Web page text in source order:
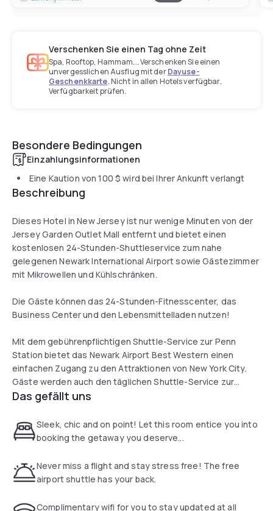
Verschenken Sie einen Tag ohne Zeit
Spa, Rooftop, Hammam... Verschenken Sie einen
unvergesslichen Ausflug mit derDayuse-
Geschenkkarte. Nicht in allen Hotels verfügbar.
Verfügbarkeit prüfen.
Besondere Bedingungen
Einzahlungsinformationen
Eine Kaution von100 $ wird bei Ihrer Ankunft verlangt
Beschreibung
Dieses Hotel in New Jersey ist nur wenige Minuten von der
Jersey Garden Outlet Mall entfernt und bietet einen
kostenlosen 24-Stunden-Shuttleservice zum nahe
gelegenen Newark International Airport sowie Gästezimmer
mit Mikrowellen und Kühlschränken.
Die Gäste können das 24-Stunden-Fitnesscenter, das
Business Center und den Lebensmittelladen nutzen!
Mit dem gebührenpflichtigen Shuttle-Service zur Penn
Station bietet das Newark Airport Best Western einen
einfachen Zugang zu den Attraktionen von New York City.
Gäste werden auch den täglichen Shuttle-Service zur
Jersey Garden Outlet Mall zu schätzen wissen.
Das gefällt uns
Sleek, chic and on point! Let this room entice you into
booking the getaway you deserve...
Never miss a flight and stay stress free! The free
airport shuttle has your back.
Complimentary wifi for you to stay updated at all